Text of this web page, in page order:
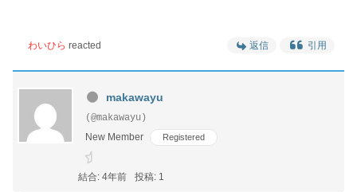
わいひら reacted 返信 引用
makawayu
(@makawayu)
New Member
Registered
結合: 4年前 投稿: 1